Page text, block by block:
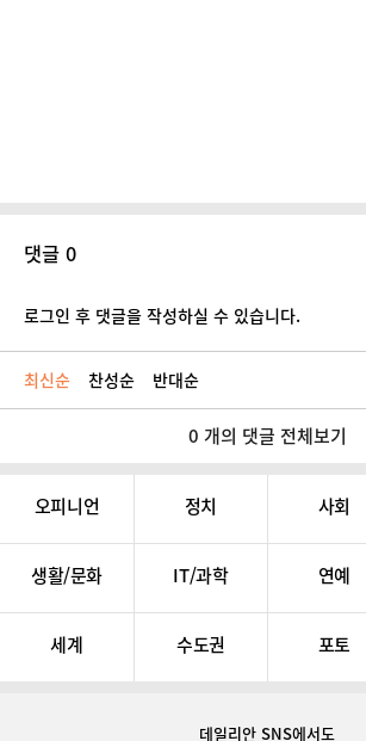
댓글 0
로그인 후 댓글을 작성하실 수 있습니다.
최신순 찬성순 반대순
0 개의 댓글 전체보기
오피니언 정치 사회
생활/문화 IT/과학 연예
세계 수도권 포토
데일리안 SNS에서도